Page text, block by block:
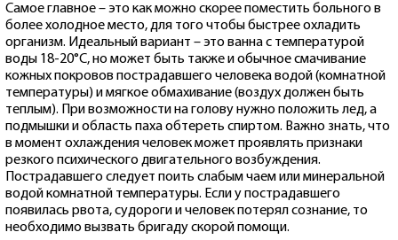
Самое главное – это как можно скорее поместить больного в
более холодное место, для того чтобы быстрее охладить
организм. Идеальный вариант – это ванна с температурой
воды 18-20°С, но может быть также и обычное смачивание
кожных покровов пострадавшего человека водой (комнатной
температуры) и мягкое обмахивание (воздух должен быть
теплым). При возможности на голову нужно положить лед, а
подмышки и область паха обтереть спиртом. Важно знать, что
в момент охлаждения человек может проявлять признаки
резкого психического двигательного возбуждения.
Пострадавшего следует поить слабым чаем или минеральной
водой комнатной температуры. Если у пострадавшего
появилась рвота, судороги и человек потерял сознание, то
необходимо вызвать бригаду скорой помощи.